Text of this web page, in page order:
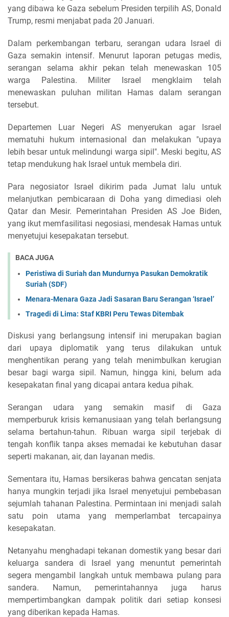
yang dibawa ke Gaza sebelum Presiden terpilih AS, Donald
Trump, resmi menjabat pada 20 Januari.
Dalam perkembangan terbaru, serangan udara Israel di
Gaza semakin intensif. Menurut laporan petugas medis,
serangan selama akhir pekan telah menewaskan 105
warga Palestina. Militer Israel mengklaim telah
menewaskan puluhan militan Hamas dalam serangan
tersebut.
Departemen Luar Negeri AS menyerukan agar Israel
mematuhi hukum internasional dan melakukan "upaya
lebih besar untuk melindungi warga sipil". Meski begitu, AS
tetap mendukung hak Israel untuk membela diri.
Para negosiator Israel dikirim pada Jumat lalu untuk
melanjutkan pembicaraan di Doha yang dimediasi oleh
Qatar dan Mesir. Pemerintahan Presiden AS Joe Biden,
yang ikut memfasilitasi negosiasi, mendesak Hamas untuk
menyetujui kesepakatan tersebut.
BACA JUGA
Peristiwa di Suriah dan Mundurnya Pasukan Demokratik
Suriah (SDF)
Menara-Menara Gaza Jadi Sasaran Baru Serangan ‘Israel’
Tragedi di Lima: Staf KBRI Peru Tewas Ditembak
Diskusi yang berlangsung intensif ini merupakan bagian
dari upaya diplomatik yang terus dilakukan untuk
menghentikan perang yang telah menimbulkan kerugian
besar bagi warga sipil. Namun, hingga kini, belum ada
kesepakatan final yang dicapai antara kedua pihak.
Serangan udara yang semakin masif di Gaza
memperburuk krisis kemanusiaan yang telah berlangsung
selama bertahun-tahun. Ribuan warga sipil terjebak di
tengah konflik tanpa akses memadai ke kebutuhan dasar
seperti makanan, air, dan layanan medis.
Sementara itu, Hamas bersikeras bahwa gencatan senjata
hanya mungkin terjadi jika Israel menyetujui pembebasan
sejumlah tahanan Palestina. Permintaan ini menjadi salah
satu poin utama yang memperlambat tercapainya
kesepakatan.
Netanyahu menghadapi tekanan domestik yang besar dari
keluarga sandera di Israel yang menuntut pemerintah
segera mengambil langkah untuk membawa pulang para
sandera. Namun, pemerintahannya juga harus
mempertimbangkan dampak politik dari setiap konsesi
yang diberikan kepada Hamas.